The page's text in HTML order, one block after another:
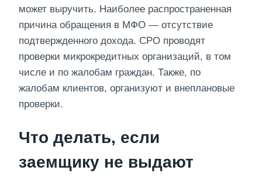
может выручить. Наиболее распространенная
причина обращения в МФО — отсутствие
подтвержденного дохода. СРО проводят
проверки микрокредитных организаций, в том
числе и по жалобам граждан. Также, по
жалобам клиентов, организуют и внеплановые
проверки.
Что делать, если
заемщику не выдают